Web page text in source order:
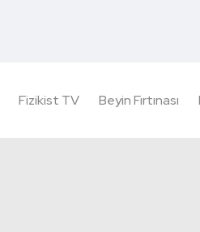
Fizikist TV Beyin Fırtınası